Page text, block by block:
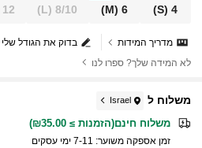
4
(S)
6
(M)
8/10
(L)
12
בדוק את הגודל שלי
מדריך המידות
לא המידה שלך? ספרו לנו
משלוח ל Israel
משלוח חינם(הזמנות ≥ ₪35.00)
זמן אספקה ​​משוער: 7-11 ימי עסקים